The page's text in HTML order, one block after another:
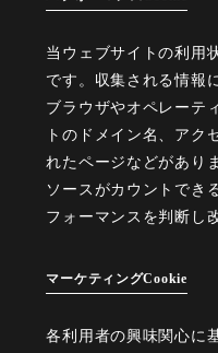
当ウェブサイトの利用
です。収集される情報
ブラウザやオペレーテ
トのドメイン名、アク
れたページなどがあり
ソースがカウントでき
フォーマンスを判断し
マーケティングCookie
各利用者の興味関心に